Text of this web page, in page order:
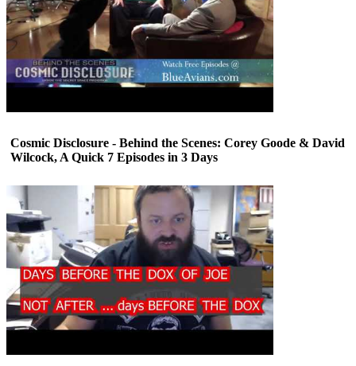
Cosmic Disclosure - Behind the Scenes: Corey Goode & David
Wilcock, A Quick 7 Episodes in 3 Days